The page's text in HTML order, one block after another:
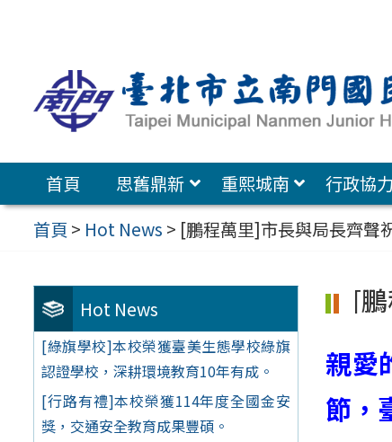
容
區
首頁 思舊鼎新 重熙城南 行政協力
首頁 > Hot News > [鵬程萬里]市長與局長齊聲
Hot News
[綠旗學校]本校榮獲臺美生態學校綠旗
認證學校，深耕環境教育10年有成。
[行路有禮]本校榮獲114年度全國金安
獎，交通安全教育成果豐碩。
[
親愛
節，